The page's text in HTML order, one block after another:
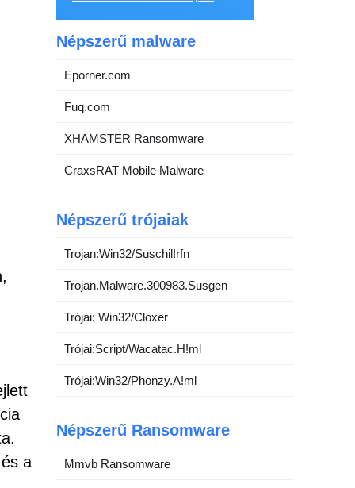
a
Népszerű malware
Eporner.com
Fuq.com
XHAMSTER Ransomware
CraxsRAT Mobile Malware
Népszerű trójaiak
Trojan:Win32/Suschil!rfn
Trojan.Malware.300983.Susgen
Trójai: Win32/Cloxer
Trójai:Script/Wacatac.H!ml
Trójai:Win32/Phonzy.A!ml
Népszerű Ransomware
Mmvb Ransomware